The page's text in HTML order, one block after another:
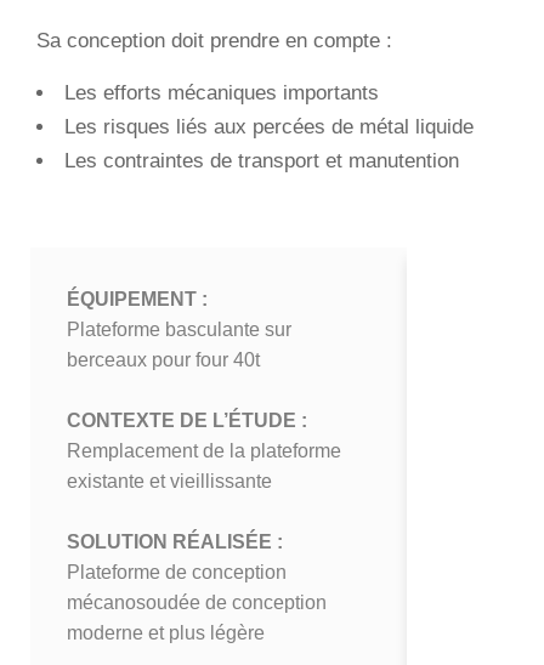
Sa conception doit prendre en compte :
Les efforts mécaniques importants
Les risques liés aux percées de métal liquide
Les contraintes de transport et manutention
ÉQUIPEMENT :
Plateforme basculante sur
berceaux pour four 40t
CONTEXTE DE L’ÉTUDE :
Remplacement de la plateforme
existante et vieillissante
SOLUTION RÉALISÉE :
Plateforme de conception
mécanosoudée de conception
moderne et plus légère